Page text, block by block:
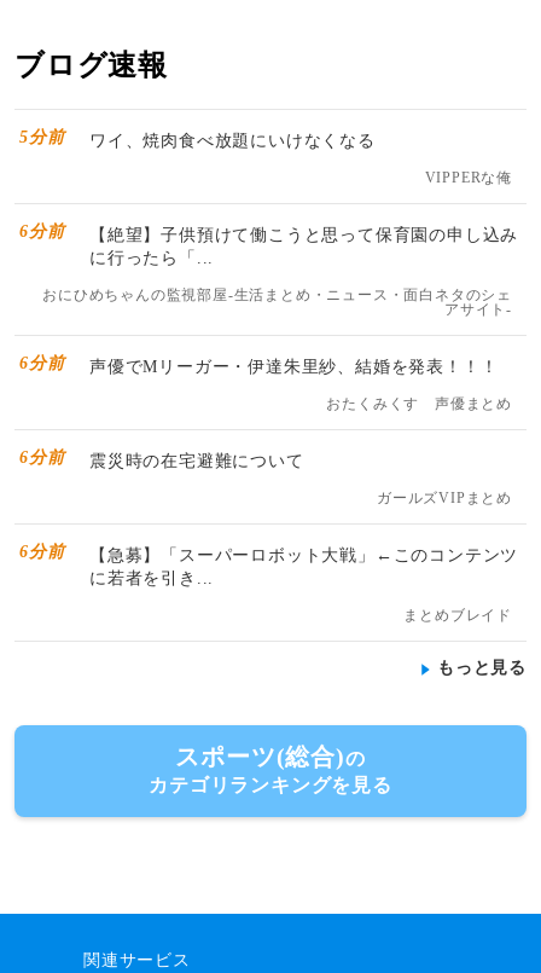
ブログ速報
5分前 ワイ、焼肉食べ放題にいけなくなる
VIPPERな俺
6分前
【絶望】子供預けて働こうと思って保育園の申し込み
に行ったら「...
おにひめちゃんの監視部屋-生活まとめ・ニュース・面白ネタのシェ
アサイト-
6分前 声優でMリーガー・伊達朱里紗、結婚を発表！！！
おたくみくす 声優まとめ
6分前 震災時の在宅避難について
ガールズVIPまとめ
6分前
【急募】「スーパーロボット大戦」←このコンテンツ
に若者を引き...
まとめブレイド
もっと見る
スポーツ(総合)の
カテゴリランキングを見る
関連サービス